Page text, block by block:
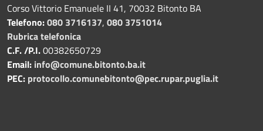
Corso Vittorio Emanuele II 41, 70032 Bitonto BA
Telefono:080 3716137, 080 3751014
Rubrica telefonica
C.F. /P.I.00382650729
Email: info@comune.bitonto.ba.it
PEC: protocollo.comunebitonto@pec.rupar.puglia.it